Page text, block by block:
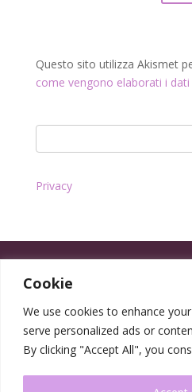
Cookie
We use cookies to enhance
serve personalized ads or
By clicking "Accept All", you
Questo sito utilizza Akismet
come vengono elaborati i
Privacy